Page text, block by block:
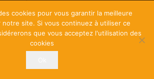
Hypnotica.beTous droits réservés.
services qui soutiennent vos soins.
psychotherapeutes et
cookies pour vous garantir la meilleure
notre site. Si vous continuez à utiliser ce
que vous acceptez l'utilisation des
cookies